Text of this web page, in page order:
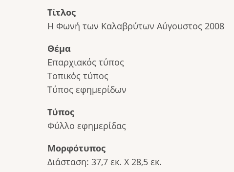
Τίτλος
Η Φωνή των Καλαβρύτων Αύγουστος 2008
Θέμα
Επαρχιακός τύπος
Τοπικός τύπος
Τύπος εφημερίδων
Τύπος
Φύλλο εφημερίδας
Μορφότυπος
Διάσταση: 37,7 εκ. Χ 28,5 εκ.